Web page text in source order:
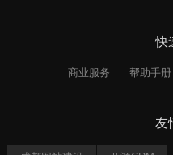
快
商业服务 帮助手册
友